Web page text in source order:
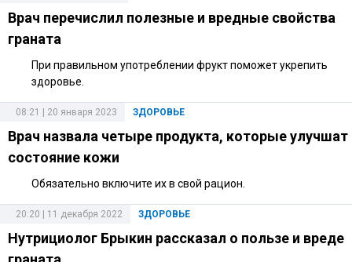
Врач перечислил полезные и вредные свойства
граната
При правильном употреблении фрукт поможет укрепить
здоровье.
ЗДОРОВЬЕ
08:21 | 20 января 2023
Врач назвала четыре продукта, которые улучшат
состояние кожи
Обязательно включите их в свой рацион.
ЗДОРОВЬЕ
20:20 | 11 декабря 2022
Нутрициолог Брыкин рассказал о пользе и вреде